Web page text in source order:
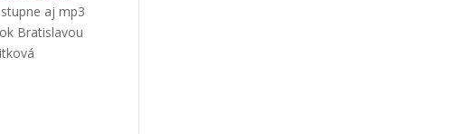
aj mp3
Bratislavou